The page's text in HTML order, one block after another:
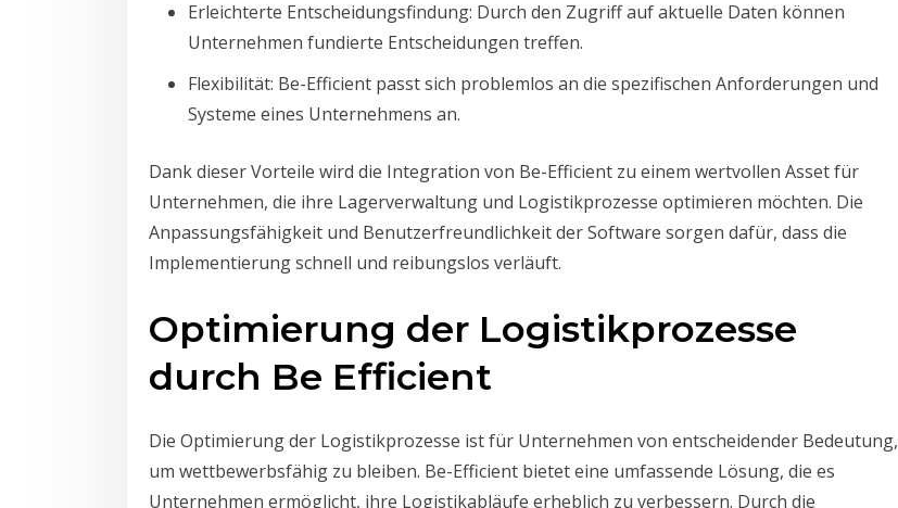
Erleichterte Entscheidungsfindung: Durch den Zugriff auf aktuelle Daten können
Unternehmen fundierte Entscheidungen treffen.
Flexibilität: Be-Efficient passt sich problemlos an die spezifischen Anforderungen und
Systeme eines Unternehmens an.
Dank dieser Vorteile wird die Integration von Be-Efficient zu einem wertvollen Asset für
Unternehmen, die ihre Lagerverwaltung und Logistikprozesse optimieren möchten. Die
Anpassungsfähigkeit und Benutzerfreundlichkeit der Software sorgen dafür, dass die
Implementierung schnell und reibungslos verläuft.
Optimierung der Logistikprozesse
durch Be Efficient
Die Optimierung der Logistikprozesse ist für Unternehmen von entscheidender Bedeutung,
um wettbewerbsfähig zu bleiben. Be-Efficient bietet eine umfassende Lösung, die es
Unternehmen ermöglicht, ihre Logistikabläufe erheblich zu verbessern. Durch die